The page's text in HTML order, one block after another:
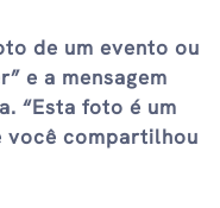
de um evento ou
e a mensagem
“Esta foto é um
você compartilhou